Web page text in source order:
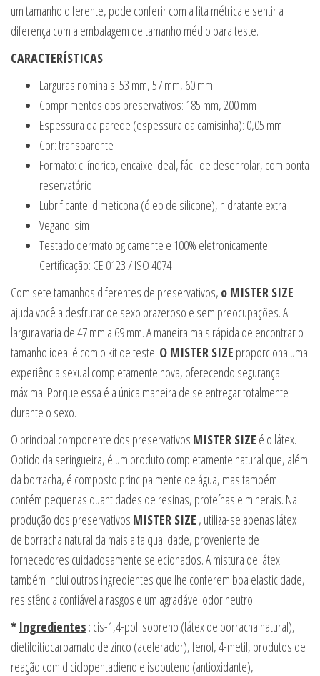
um tamanho diferente, pode conferir com a fita métrica e sentir a
diferença com a embalagem de tamanho médio para teste.
CARACTERÍSTICAS:
Larguras nominais: 53 mm, 57 mm, 60 mm
Comprimentos dos preservativos: 185 mm, 200 mm
Espessura da parede (espessura da camisinha): 0,05 mm
Cor: transparente
Formato: cilíndrico, encaixe ideal, fácil de desenrolar, com ponta
reservatório
Lubrificante: dimeticona (óleo de silicone), hidratante extra
Vegano: sim
Testado dermatologicamente e 100% eletronicamente
Certificação: CE 0123 / ISO 4074
Com sete tamanhos diferentes de preservativos, o MISTER SIZE
ajuda você a desfrutar de sexo prazeroso e sem preocupações. A
largura varia de 47 mm a 69 mm. A maneira mais rápida de encontrar o
tamanho ideal é com o kit de teste. O MISTER SIZE proporciona uma
experiência sexual completamente nova, oferecendo segurança
máxima. Porque essa é a única maneira de se entregar totalmente
durante o sexo.
O principal componente dos preservativos MISTER SIZE é o látex.
Obtido da seringueira, é um produto completamente natural que, além
da borracha, é composto principalmente de água, mas também
contém pequenas quantidades de resinas, proteínas e minerais. Na
produção dos preservativos MISTER SIZE , utiliza-se apenas látex
de borracha natural da mais alta qualidade, proveniente de
fornecedores cuidadosamente selecionados. A mistura de látex
também inclui outros ingredientes que lhe conferem boa elasticidade,
resistência confiável a rasgos e um agradável odor neutro.
* Ingredientes : cis-1,4-poliisopreno (látex de borracha natural),
dietilditiocarbamato de zinco (acelerador), fenol, 4-metil, produtos de
reação com diciclopentadieno e isobuteno (antioxidante),